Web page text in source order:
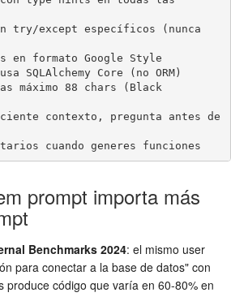
try/except específicos (nunca
en formato Google Style
SQLAlchemy Core (no ORM)
máximo 88 chars (Black
contexto, pregunta antes de
cuando generes funciones
prompt importa más
Benchmarks 2024: el mismo user
para conectar a la base de datos" con
produce código que varía en 60-80% en